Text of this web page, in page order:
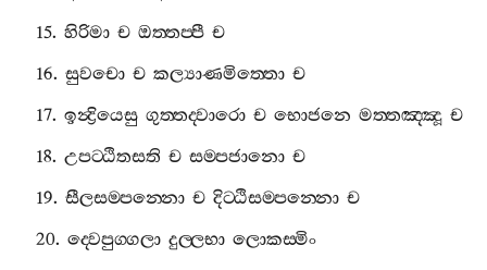
15. හිරිමා ච ඔත‍්තප‍්පී ච
16. සුවචො ච කල්‍යාණමිත‍්තො ච
17. ඉන්‍ද්‍රියෙසු ගුත‍්තද‍්වාරො ච භොජනෙ මත‍්තඤ‍්ඤූ ච
18. උපට‍්ඨිතසති ච සම‍්පජානො ච
19. සීලසම‍්පන‍්නො ච දිට‍්ඨිසම‍්පන‍්නො ච
20. ද‍්වෙපුග‍්ගලා දුල‍්ලභා ලොකස‍්මිං